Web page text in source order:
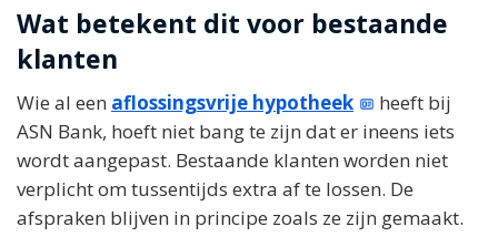
Wat betekent dit voor bestaande
klanten
Wie al een aflossingsvrije hypotheek
heeft bij
ASN Bank, hoeft niet bang te zijn dat er ineens iets
wordt aangepast. Bestaande klanten worden niet
verplicht om tussentijds extra af te lossen. De
afspraken blijven in principe zoals ze zijn gemaakt.